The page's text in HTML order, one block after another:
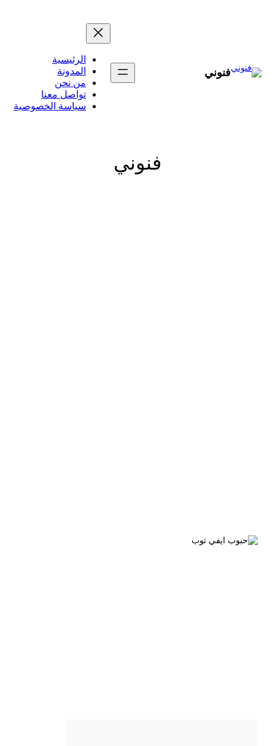
فنوني
الرئيسية
المدونة
من نحن
تواصل معنا
سياسة الخصوصية
فنوني